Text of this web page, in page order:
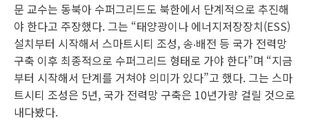
문 교수는 동북아 수퍼그리드도 북한에서 단계적으로 추진해
야 한다고 주장했다. 그는 “태양광이나 에너지저장장치(ESS)
설치부터 시작해서 스마트시티 조성, 송‧배전 등 국가 전력망
구축 이후 최종적으로 수퍼그리드 형태로 가야 한다”며 “지금
부터 시작해서 단계를 거쳐야 의미가 있다”고 했다. 그는 스마
트시티 조성은 5년, 국가 전력망 구축은 10년가량 걸릴 것으로
내다봤다.